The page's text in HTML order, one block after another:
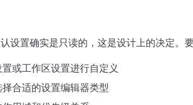
设置确实是只读的，这是设计上的决定。
或工作区设置进行自定义
合适的设置编辑器类型